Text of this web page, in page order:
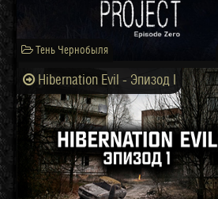
Тень Чернобыля
Hibernation Evil - Эпизод I